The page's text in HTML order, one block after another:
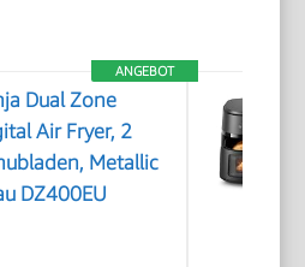
ANGEBOT
Dual Zone
Air Fryer, 2
Metallic
DZ400EU